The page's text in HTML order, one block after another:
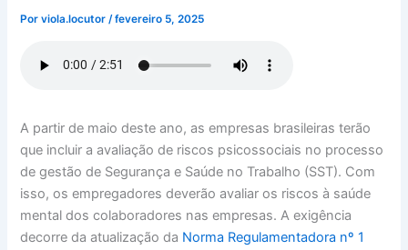
Porviola.locutor/fevereiro 5, 2025
A partir de maio deste ano, as empresas brasileiras terão
que incluir a avaliação de riscos psicossociais no processo
de gestão de Segurança e Saúde no Trabalho (SST). Com
isso, os empregadores deverão avaliar os riscos à saúde
mental dos colaboradores nas empresas. A exigência
decorre da atualização da Norma Regulamentadora nº 1